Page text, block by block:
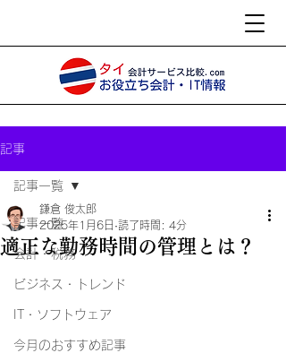
記事
記事一覧
会計・税務
ビジネス・トレンド
IT・ソフトウェア
今月のおすすめ記事
記事一覧
適正な勤務時間の管理とは？
鎌倉 俊太郎
2025年1月6日 読了時間: 4分